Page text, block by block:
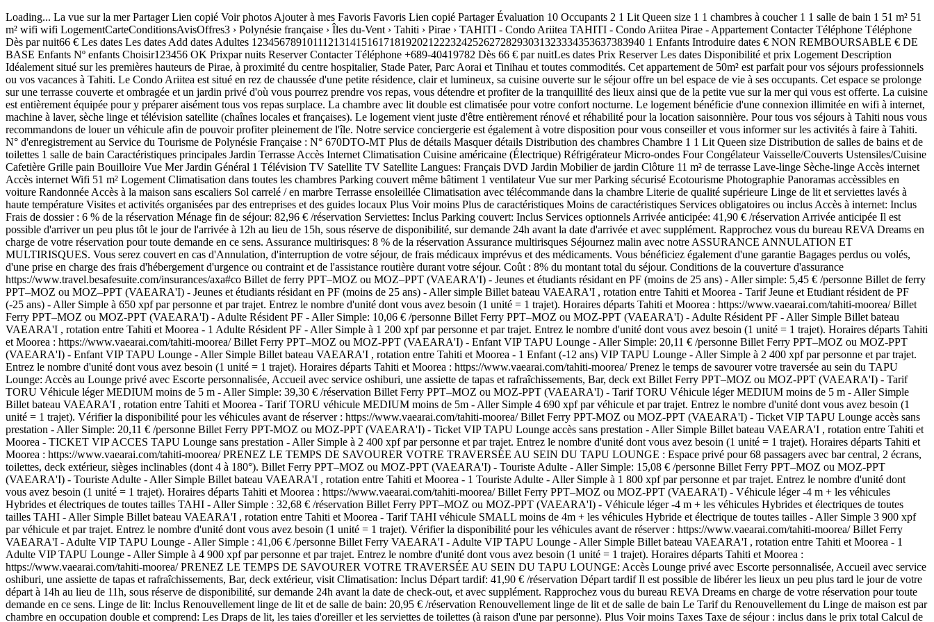
Loading... La vue sur la mer Partager Lien copié Voir photos Ajouter à mes Favoris Favoris Lien copié Partager Évaluation 10 Occupants 2 1 Lit Queen size 1 1 chambres à coucher 1 1 salle de bain 1 51 m² 51 m² wifi wifi LogementCarteConditionsAvisOffres3 › Polynésie française › Îles du-Vent › Tahiti › Pirae › TAHITI - Condo Ariitea TAHITI - Condo Ariitea Pirae - Appartement Contacter Téléphone Téléphone Dès par nuit66 € Les dates Les dates Add dates Adultes 12345678910111213141516171819202122232425262728293031323334353637383940 1 Enfants Introduire dates € NON REMBOURSABLE € DE BASE Enfants Nº enfants Choisir123456 OK Prixpar nuits Reserver Contacter Téléphone +689-40419782 Dès 66 € par nuitLes dates Prix Reserver Les dates Disponibilité et prix Logement Description Idéalement situé sur les premières hauteurs de Pirae, à proximité du centre hospitalier, Stade Pater, Parc Aorai et Tinihau et toutes commodités. Cet appartement de 50m² est parfait pour vos séjours professionnels ou vos vacances à Tahiti. Le Condo Ariitea est situé en rez de chaussée d'une petite résidence, clair et lumineux, sa cuisine ouverte sur le séjour offre un bel espace de vie à ses occupants. Cet espace se prolonge sur une terrasse couverte et ombragée et un jardin privé d'où vous pourrez prendre vos repas, vous détendre et profiter de la tranquillité des lieux ainsi que de la petite vue sur la mer qui vous est offerte. La cuisine est entièrement équipée pour y préparer aisément tous vos repas surplace. La chambre avec lit double est climatisée pour votre confort nocturne. Le logement bénéficie d'une connexion illimitée en wifi à internet, machine à laver, sèche linge et télévision satellite (chaînes locales et françaises). Le logement vient juste d'être entièrement rénové et réhabilité pour la location saisonnière. Pour tous vos séjours à Tahiti nous vous recommandons de louer un véhicule afin de pouvoir profiter pleinement de l'île. Notre service conciergerie est également à votre disposition pour vous conseiller et vous informer sur les activités à faire à Tahiti. N° d'enregistrement au Service du Tourisme de Polynésie Française : N° 670DTO-MT Plus de détails Masquer détails Distribution des chambres Chambre 1 1 Lit Queen size Distribution de salles de bains et de toilettes 1 salle de bain Caractéristiques principales Jardin Terrasse Accès Internet Climatisation Cuisine américaine (Électrique) Réfrigérateur Micro-ondes Four Congélateur Vaisselle/Couverts Ustensiles/Cuisine Cafetière Grille pain Bouilloire Vue Mer Jardin Général 1 Télévision TV Satellite TV Satellite Langues: Français DVD Jardin Mobilier de jardin Clôture 11 m² de terrasse Lave-linge Sèche-linge Accès internet Accès internet Wifi 51 m² Logement Climatisation dans toutes les chambres Parking couvert même bâtiment 1 ventilateur Vue sur mer Parking sécurisé Ecotourisme Photographie Panoramas accèssibles en voiture Randonnée Accès à la maison sans escaliers Sol carrelé / en marbre Terrasse ensoleillée Climatisation avec télécommande dans la chambre Literie de qualité supérieure Linge de lit et serviettes lavés à haute température Visites et activités organisées par des entreprises et des guides locaux Plus Voir moins Plus de caractéristiques Moins de caractéristiques Services obligatoires ou inclus Accès à internet: Inclus Frais de dossier : 6 % de la réservation Ménage fin de séjour: 82,96 € /réservation Serviettes: Inclus Parking couvert: Inclus Services optionnels Arrivée anticipée: 41,90 € /réservation Arrivée anticipée Il est possible d'arriver un peu plus tôt le jour de l'arrivée à 12h au lieu de 15h, sous réserve de disponibilité, sur demande 24h avant la date d'arrivée et avec supplément. Rapprochez vous du bureau REVA Dreams en charge de votre réservation pour toute demande en ce sens. Assurance multirisques: 8 % de la réservation Assurance multirisques Séjournez malin avec notre ASSURANCE ANNULATION ET MULTIRISQUES. Vous serez couvert en cas d'Annulation, d'interruption de votre séjour, de frais médicaux imprévus et des médicaments. Vous bénéficiez également d'une garantie Bagages perdus ou volés, d'une prise en charge des frais d'hébergement d'urgence ou contraint et de l'assistance routière durant votre séjour. Coût : 8% du montant total du séjour. Conditions de la couverture d'assurance https://www.travel.besafesuite.com/insurances/axa#co Billet de ferry PPT–MOZ ou MOZ–PPT (VAEARA'I) - Jeunes et étudiants résidant en PF (moins de 25 ans) - Aller simple: 5,45 € /personne Billet de ferry PPT–MOZ ou MOZ–PPT (VAEARA'I) - Jeunes et étudiants résidant en PF (moins de 25 ans) - Aller simple Billet bateau VAEARA'I , rotation entre Tahiti et Moorea - Tarif Jeune et Etudiant résident de PF (-25 ans) - Aller Simple à 650 xpf par personne et par trajet. Entrez le nombre d'unité dont vous avez besoin (1 unité = 1 trajet). Horaires départs Tahiti et Moorea : https://www.vaearai.com/tahiti-moorea/ Billet Ferry PPT–MOZ ou MOZ-PPT (VAEARA'I) - Adulte Résident PF - Aller Simple: 10,06 € /personne Billet Ferry PPT–MOZ ou MOZ-PPT (VAEARA'I) - Adulte Résident PF - Aller Simple Billet bateau VAEARA'I , rotation entre Tahiti et Moorea - 1 Adulte Résident PF - Aller Simple à 1 200 xpf par personne et par trajet. Entrez le nombre d'unité dont vous avez besoin (1 unité = 1 trajet). Horaires départs Tahiti et Moorea : https://www.vaearai.com/tahiti-moorea/ Billet Ferry PPT–MOZ ou MOZ-PPT (VAEARA'I) - Enfant VIP TAPU Lounge - Aller Simple: 20,11 € /personne Billet Ferry PPT–MOZ ou MOZ-PPT (VAEARA'I) - Enfant VIP TAPU Lounge - Aller Simple Billet bateau VAEARA'I , rotation entre Tahiti et Moorea - 1 Enfant (-12 ans) VIP TAPU Lounge - Aller Simple à 2 400 xpf par personne et par trajet. Entrez le nombre d'unité dont vous avez besoin (1 unité = 1 trajet). Horaires départs Tahiti et Moorea : https://www.vaearai.com/tahiti-moorea/ Prenez le temps de savourer votre traversée au sein du TAPU Lounge: Accès au Lounge privé avec Escorte personnalisée, Accueil avec service oshiburi, une assiette de tapas et rafraîchissements, Bar, deck ext Billet Ferry PPT–MOZ ou MOZ-PPT (VAEARA'I) - Tarif TORU Véhicule léger MEDIUM moins de 5 m - Aller Simple: 39,30 € /réservation Billet Ferry PPT–MOZ ou MOZ-PPT (VAEARA'I) - Tarif TORU Véhicule léger MEDIUM moins de 5 m - Aller Simple Billet bateau VAEARA'I , rotation entre Tahiti et Moorea - Tarif TORU véhicule MEDIUM moins de 5m - Aller Simple 4 690 xpf par véhicule et par trajet. Entrez le nombre d'unité dont vous avez besoin (1 unité = 1 trajet). Vérifier la disponibilité pour les véhicules avant de réserver : https://www.vaearai.com/tahiti-moorea/ Billet Ferry PPT-MOZ ou MOZ-PPT (VAEARA'I) - Ticket VIP TAPU Lounge accès sans prestation - Aller Simple: 20,11 € /personne Billet Ferry PPT-MOZ ou MOZ-PPT (VAEARA'I) - Ticket VIP TAPU Lounge accès sans prestation - Aller Simple Billet bateau VAEARA'I , rotation entre Tahiti et Moorea - TICKET VIP ACCES TAPU Lounge sans prestation - Aller Simple à 2 400 xpf par personne et par trajet. Entrez le nombre d'unité dont vous avez besoin (1 unité = 1 trajet). Horaires départs Tahiti et Moorea : https://www.vaearai.com/tahiti-moorea/ PRENEZ LE TEMPS DE SAVOURER VOTRE TRAVERSÉE AU SEIN DU TAPU LOUNGE : Espace privé pour 68 passagers avec bar central, 2 écrans, toilettes, deck extérieur, sièges inclinables (dont 4 à 180°). Billet Ferry PPT–MOZ ou MOZ-PPT (VAEARA'I) - Touriste Adulte - Aller Simple: 15,08 € /personne Billet Ferry PPT–MOZ ou MOZ-PPT (VAEARA'I) - Touriste Adulte - Aller Simple Billet bateau VAEARA'I , rotation entre Tahiti et Moorea - 1 Touriste Adulte - Aller Simple à 1 800 xpf par personne et par trajet. Entrez le nombre d'unité dont vous avez besoin (1 unité = 1 trajet). Horaires départs Tahiti et Moorea : https://www.vaearai.com/tahiti-moorea/ Billet Ferry PPT–MOZ ou MOZ-PPT (VAEARA'I) - Véhicule léger -4 m + les véhicules Hybrides et électriques de toutes tailles TAHI - Aller Simple : 32,68 € /réservation Billet Ferry PPT–MOZ ou MOZ-PPT (VAEARA'I) - Véhicule léger -4 m + les véhicules Hybrides et électriques de toutes tailles TAHI - Aller Simple Billet bateau VAEARA'I , rotation entre Tahiti et Moorea - Tarif TAHI véhicule SMALL moins de 4m + les véhicules Hybride et électrique de toutes tailles - Aller Simple 3 900 xpf par véhicule et par trajet. Entrez le nombre d'unité dont vous avez besoin (1 unité = 1 trajet). Vérifier la disponibilité pour les véhicules avant de réserver : https://www.vaearai.com/tahiti-moorea/ Billet Ferry VAEARA'I - Adulte VIP TAPU Lounge - Aller Simple : 41,06 € /personne Billet Ferry VAEARA'I - Adulte VIP TAPU Lounge - Aller Simple Billet bateau VAEARA'I , rotation entre Tahiti et Moorea - 1 Adulte VIP TAPU Lounge - Aller Simple à 4 900 xpf par personne et par trajet. Entrez le nombre d'unité dont vous avez besoin (1 unité = 1 trajet). Horaires départs Tahiti et Moorea : https://www.vaearai.com/tahiti-moorea/ PRENEZ LE TEMPS DE SAVOURER VOTRE TRAVERSÉE AU SEIN DU TAPU LOUNGE: Accès Lounge privé avec Escorte personnalisée, Accueil avec service oshiburi, une assiette de tapas et rafraîchissements, Bar, deck extérieur, visit Climatisation: Inclus Départ tardif: 41,90 € /réservation Départ tardif Il est possible de libérer les lieux un peu plus tard le jour de votre départ à 14h au lieu de 11h, sous réserve de disponibilité, sur demande 24h avant la date de check-out, et avec supplément. Rapprochez vous du bureau REVA Dreams en charge de votre réservation pour toute demande en ce sens. Linge de lit: Inclus Renouvellement linge de lit et de salle de bain: 20,95 € /réservation Renouvellement linge de lit et de salle de bain Le Tarif du Renouvellement du Linge de maison est par chambre en occupation double et comprend: Les Draps de lit, les taies d'oreiller et les serviettes de toilettes (à raison d'une par personne). Plus Voir moins Taxes Taxe de séjour : inclus dans le prix total Calcul de taxeVeuillez ajouter les dates du séjour pour afficher les conditions de la taxe. Organisez votre